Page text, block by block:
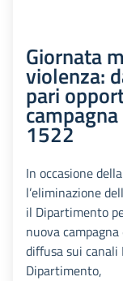
Giornata
violenza:
pari
1522
In occasione
l’eliminazione
il Dipartimento
nuova
diffusa sui canali
Dipartimento,